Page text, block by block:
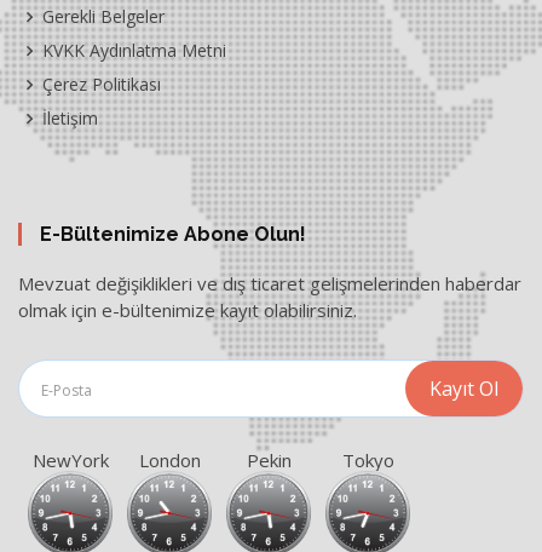
Gerekli Belgeler
KVKK Aydınlatma Metni
Çerez Politikası
İletişim
E-Bültenimize Abone Olun!
Mevzuat değişiklikleri ve dış ticaret gelişmelerinden haberdar
olmak için e-bültenimize kayıt olabilirsiniz.
NewYork London Pekin Tokyo